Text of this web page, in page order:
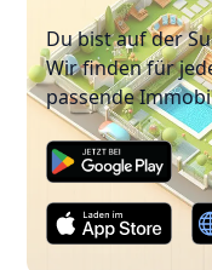
Du bist auf der
Wir finden für
passende